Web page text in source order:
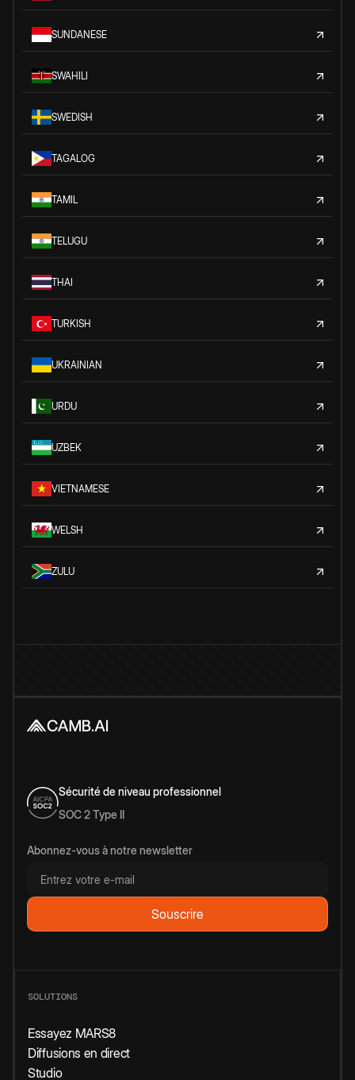
SUNDANESE
SWAHILI
SWEDISH
TAGALOG
TAMIL
TELUGU
THAI
TURKISH
UKRAINIAN
URDU
UZBEK
VIETNAMESE
WELSH
ZULU
Sécurité de niveau professionnel
SOC 2 Type II
Abonnez-vous à notre newsletter
SOLUTIONS
Essayez MARS8
Diffusions en direct
Studio